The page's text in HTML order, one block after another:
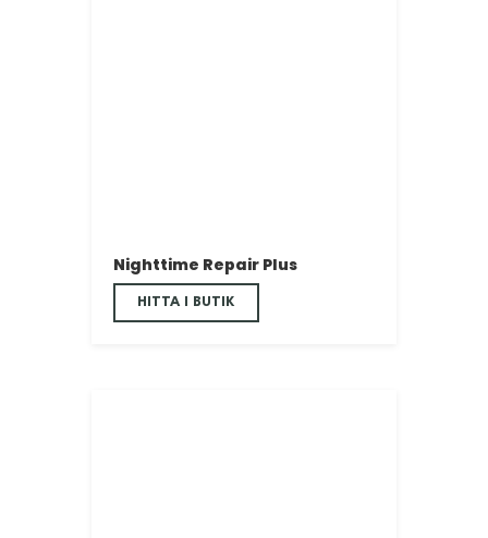
Nighttime Repair Plus
HITTA I BUTIK